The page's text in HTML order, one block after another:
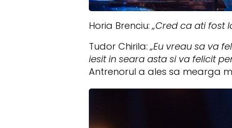
Horia Brenciu: „Cred ca ati fost
Tudor Chirila:„Eu vreau sa va
iesit in seara asta si va felicit
Antrenorul a ales sa mearga